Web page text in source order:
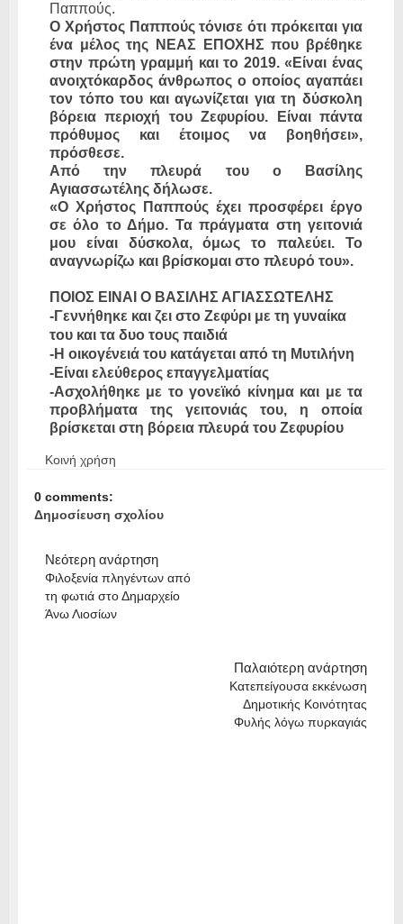
Παππούς.
Ο Χρήστος Παππούς τόνισε ότι πρόκειται για
ένα μέλος της ΝΕΑΣ ΕΠΟΧΗΣ που βρέθηκε
στην πρώτη γραμμή και το 2019. «Είναι ένας
ανοιχτόκαρδος άνθρωπος ο οποίος αγαπάει
τον τόπο του και αγωνίζεται για τη δύσκολη
βόρεια περιοχή του Ζεφυρίου. Είναι πάντα
πρόθυμος και έτοιμος να βοηθήσει»,
πρόσθεσε.
Από την πλευρά του ο Βασίλης
Αγιασσωτέλης δήλωσε.
«Ο Χρήστος Παππούς έχει προσφέρει έργο
σε όλο το Δήμο. Τα πράγματα στη γειτονιά
μου είναι δύσκολα, όμως το παλεύει. Το
αναγνωρίζω και βρίσκομαι στο πλευρό του».
ΠΟΙΟΣ ΕΙΝΑΙ Ο ΒΑΣΙΛΗΣ ΑΓΙΑΣΣΩΤΕΛΗΣ
-Γεννήθηκε και ζει στο Ζεφύρι με τη γυναίκα
του και τα δυο τους παιδιά
-Η οικογένειά του κατάγεται από τη Μυτιλήνη
-Είναι ελεύθερος επαγγελματίας
-Ασχολήθηκε με το γονεϊκό κίνημα και με τα
προβλήματα της γειτονιάς του, η οποία
βρίσκεται στη βόρεια πλευρά του Ζεφυρίου
Κοινή χρήση
0 comments:
Δημοσίευση σχολίου
Νεότερη ανάρτηση
Φιλοξενία πληγέντων από
τη φωτιά στο Δημαρχείο
Άνω Λιοσίων
Παλαιότερη ανάρτηση
Κατεπείγουσα εκκένωση
Δημοτικής Κοινότητας
Φυλής λόγω πυρκαγιάς